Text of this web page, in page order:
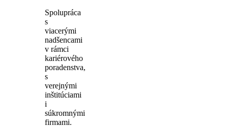
Spolupráca
s
viacerými
nadšencami
v rámci
kariérového
poradenstva,
s
verejnými
inštitúciami
i
súkromnými
firmami.